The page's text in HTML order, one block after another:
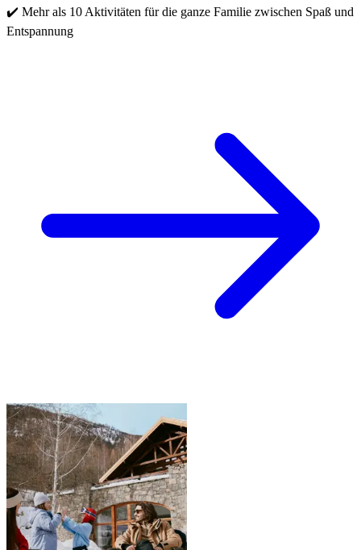
✔️ Mehr als 10 Aktivitäten für die ganze Familie zwischen Spaß und
Entspannung